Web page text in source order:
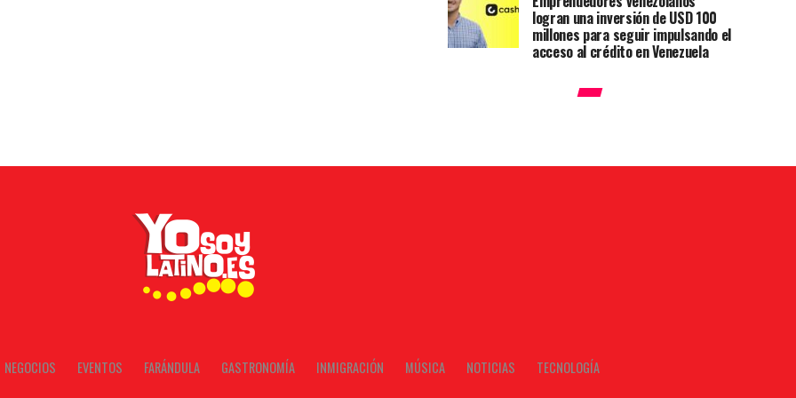
logran una inversión de USD 100
millones para seguir impulsando el
acceso al crédito en Venezuela
NEGOCIOS EVENTOS FARÁNDULA GASTRONOMÍA INMIGRACIÓN MÚSICA NOTICIAS TECNOLOGÍA